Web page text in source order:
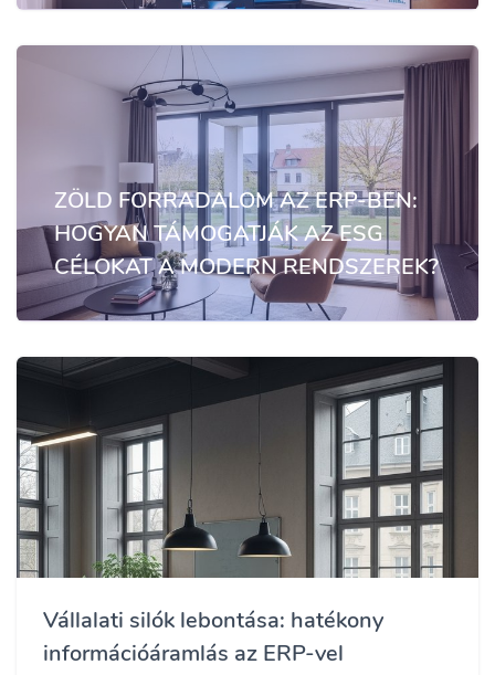
ZÖLD FORRADALOM AZ ERP-BEN:
HOGYAN TÁMOGATJÁK AZ ESG
CÉLOKAT A MODERN RENDSZEREK?
Vállalati silók lebontása: hatékony
információáramlás az ERP-vel